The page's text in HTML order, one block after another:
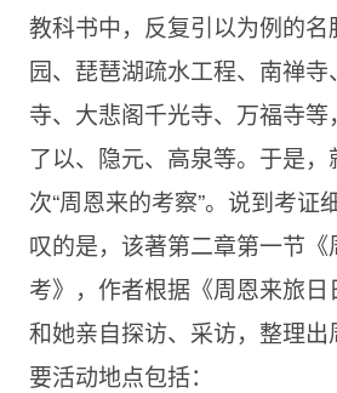
教科书中，反复引以为例的
园、琵琶湖疏水工程、南禅寺
寺、大悲阁千光寺、万福寺
了以、隐元、高泉等。于是
次“周恩来的考察”。说到考证
叹的是，该著第二章第一节
考》，作者根据《周恩来旅
和她亲自探访、采访，整理出
要活动地点包括：